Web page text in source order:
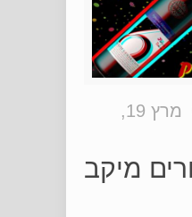
מרץ 19,
מיקב